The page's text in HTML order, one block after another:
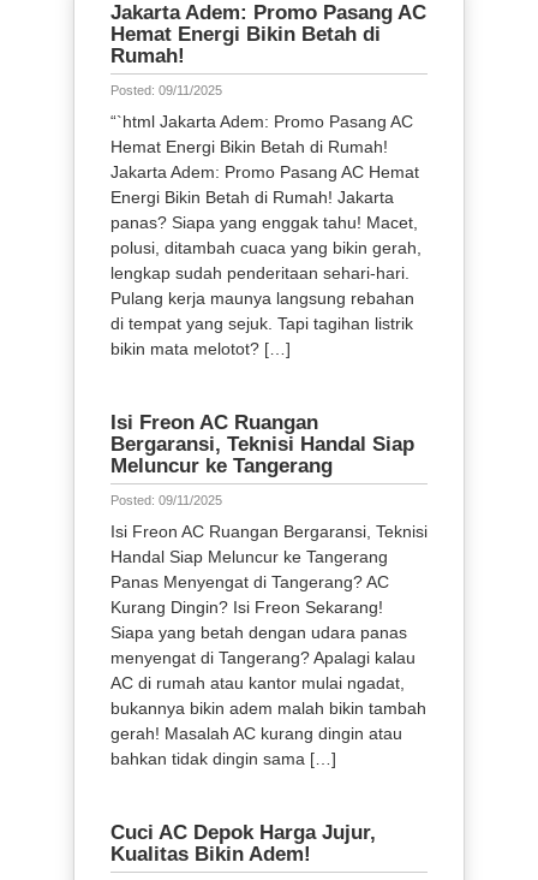
Jakarta Adem: Promo Pasang AC
Hemat Energi Bikin Betah di
Rumah!
Posted: 09/11/2025
“`html Jakarta Adem: Promo Pasang AC
Hemat Energi Bikin Betah di Rumah!
Jakarta Adem: Promo Pasang AC Hemat
Energi Bikin Betah di Rumah! Jakarta
panas? Siapa yang enggak tahu! Macet,
polusi, ditambah cuaca yang bikin gerah,
lengkap sudah penderitaan sehari-hari.
Pulang kerja maunya langsung rebahan
di tempat yang sejuk. Tapi tagihan listrik
bikin mata melotot? […]
Isi Freon AC Ruangan
Bergaransi, Teknisi Handal Siap
Meluncur ke Tangerang
Posted: 09/11/2025
Isi Freon AC Ruangan Bergaransi, Teknisi
Handal Siap Meluncur ke Tangerang
Panas Menyengat di Tangerang? AC
Kurang Dingin? Isi Freon Sekarang!
Siapa yang betah dengan udara panas
menyengat di Tangerang? Apalagi kalau
AC di rumah atau kantor mulai ngadat,
bukannya bikin adem malah bikin tambah
gerah! Masalah AC kurang dingin atau
bahkan tidak dingin sama […]
Cuci AC Depok Harga Jujur,
Kualitas Bikin Adem!